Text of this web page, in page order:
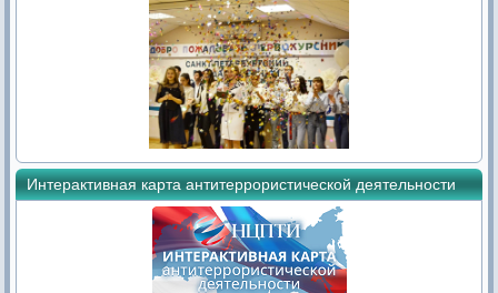
Интерактивная карта антитеррористической деятельности